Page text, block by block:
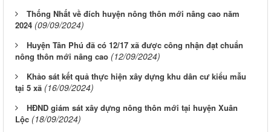
Thống Nhất về đích huyện nông thôn mới nâng cao năm
2024 (09/09/2024)
Huyện Tân Phú đã có 12/17 xã được công nhận đạt chuẩn
nông thôn mới nâng cao (12/09/2024)
Khảo sát kết quả thực hiện xây dựng khu dân cư kiểu mẫu
tại 5 xã (16/09/2024)
HĐND giám sát xây dựng nông thôn mới tại huyện Xuân
Lộc (18/09/2024)